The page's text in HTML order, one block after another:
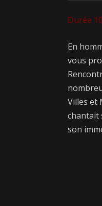
Durée
En
vous
Villes et
chantait
son